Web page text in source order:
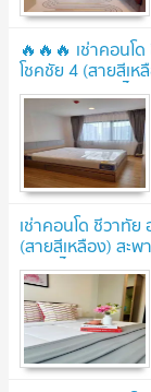
🔥🔥🔥 เช่าคอนโ
โชคชัย 4 (สายสีเ
133502 ✅ ทักไล
อาชีพ ✅ 🔥🔥🔥
เช่าคอนโด ชีวาทั
(สายสีเหลือง) สะ
✅ ทักไลน์
✅